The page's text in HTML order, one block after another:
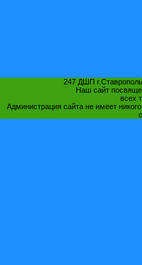
247 ДШП
Наш сайт
всех
Администрация сайта не имеет